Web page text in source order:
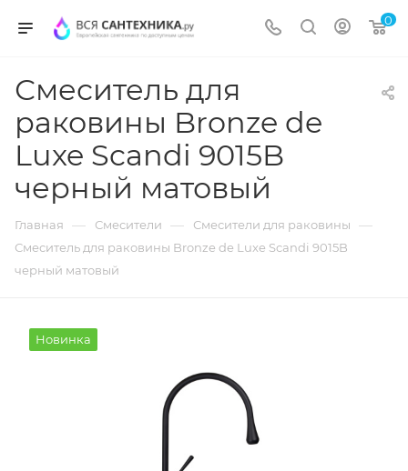
0
Смеситель для
раковины Bronze de
Luxe Scandi 9015B
черный матовый
Главная — Смесители — Смесители для раковины —
Смеситель для раковины Bronze de Luxe Scandi 9015B
черный матовый
Новинка